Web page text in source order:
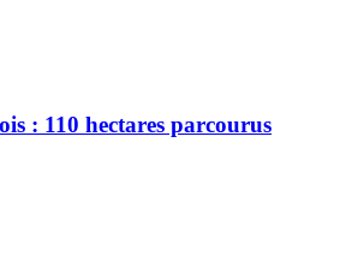
: 110 hectares parcourus